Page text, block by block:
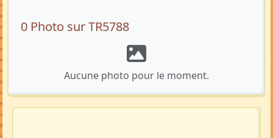
0 Photo sur TR5788
Aucune photo pour le moment.